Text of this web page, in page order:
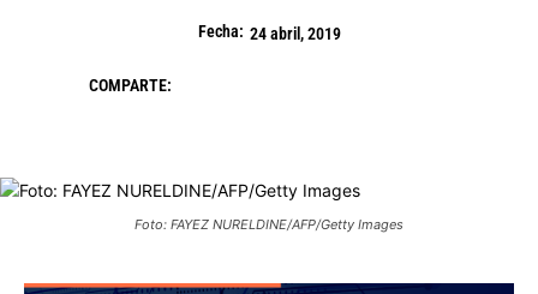
Fecha: 24 abril, 2019
COMPARTE:
Foto: FAYEZ NURELDINE/AFP/Getty Images